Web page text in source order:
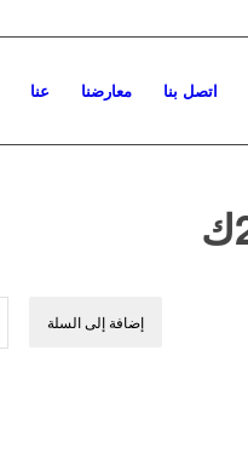
عنا معارضنا اتصل بنا
إضافة إلى السلة